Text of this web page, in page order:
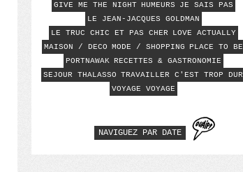
GIVE ME THE NIGHT HUMEURS
JE SAIS PAS
LE JEAN-JACQUES GOLDMAN
LE TRUC CHIC ET PAS CHER
LOVE ACTUALLY
MAISON / DECO MODE / SHOPPING PLACE TO BE
PORTNAWAK RECETTES & GASTRONOMIE
SEJOUR THALASSO TRAVAILLER C'EST TROP DUR
VOYAGE VOYAGE
NAVIGUEZ PAR DATE